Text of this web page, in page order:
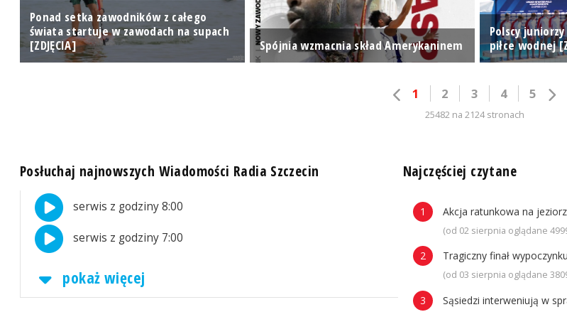
Ponad setka zawodników z całego
świata startuje w zawodach na supach
[ZDJĘCIA]
Spójnia wzmacnia skład Amerykaninem
Polscy
piłce wodnej
1 2 3 4 5
25482 na 2124 stronach
Posłuchaj najnowszych Wiadomości Radia Szczecin
serwis z godziny 8:00
serwis z godziny 7:00
pokaż więcej
Najczęściej czytane
Akcja ratunkowa na
(od 02 sierpnia oglądane
Tragiczny finał
(od 03 sierpnia oglądane
Sąsiedzi interweniują w